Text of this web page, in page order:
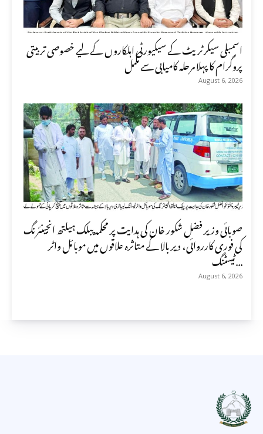
اسمبلی سیکرٹریٹ کے سیکیورٹی اہلکاروں کے لیے خصوصی تربیتی
پروگرام کا پہلا مرحلہ کامیابی سے مکمل
August 6, 2026
صوبائی وزیر فضل شکور خان کی ہدایت پر محکمہ پبلک ہیلتھ انجینئرنگ
کی فوری کارروائی، دیر بالا کے متاثرہ علاقوں میں موبائل واٹر
ٹیسٹنگ...
August 6, 2026